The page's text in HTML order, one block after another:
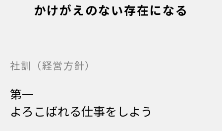
かけがえのない存在になる
社訓（経営方針）
第一
よろこばれる仕事をしよう